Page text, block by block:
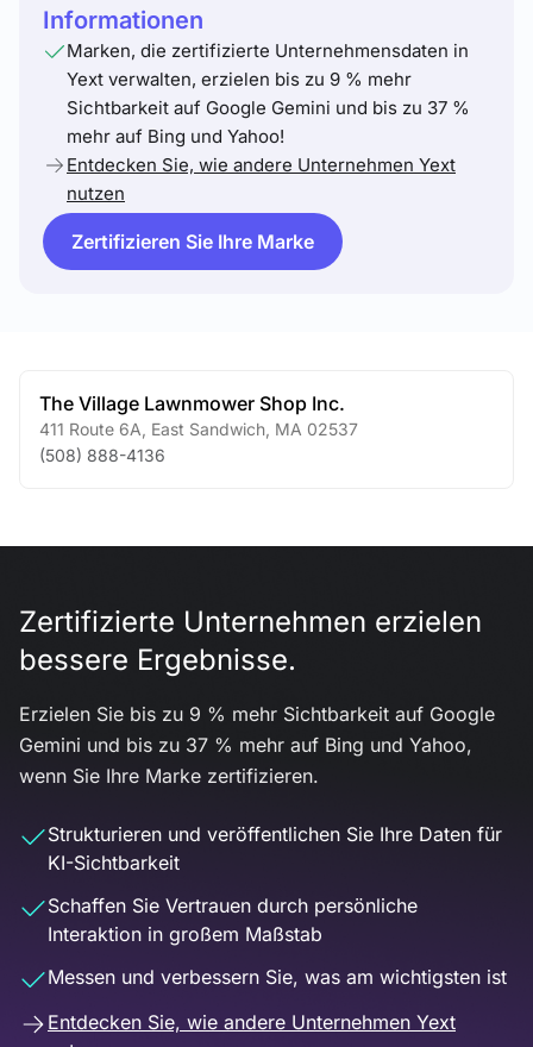
Informationen
Marken, die zertifizierte Unternehmensdaten in
Yext verwalten, erzielen bis zu 9 % mehr
Sichtbarkeit auf Google Gemini und bis zu 37 %
mehr auf Bing und Yahoo!
Entdecken Sie, wie andere Unternehmen Yext
nutzen
Zertifizieren Sie Ihre Marke
The Village Lawnmower Shop Inc.
411 Route 6A East Sandwich MA 02537
(508) 888-4136
Zertifizierte Unternehmen erzielen
bessere Ergebnisse.
Erzielen Sie bis zu 9 % mehr Sichtbarkeit auf Google
Gemini und bis zu 37 % mehr auf Bing und Yahoo,
wenn Sie Ihre Marke zertifizieren.
Strukturieren und veröffentlichen Sie Ihre Daten für
KI-Sichtbarkeit
Schaffen Sie Vertrauen durch persönliche
Interaktion in großem Maßstab
Messen und verbessern Sie, was am wichtigsten ist
Entdecken Sie, wie andere Unternehmen Yext